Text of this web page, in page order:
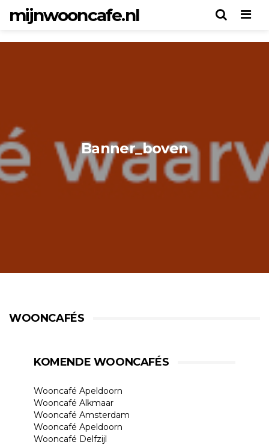
mijnwooncafe.nl
Banner_boven
WOONCAFÉS
KOMENDE WOONCAFÉS
Wooncafé Apeldoorn
Wooncafé Alkmaar
Wooncafé Amsterdam
Wooncafé Apeldoorn
Wooncafé Delfzijl